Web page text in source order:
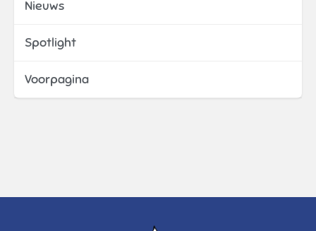
Nieuws
Spotlight
Voorpagina